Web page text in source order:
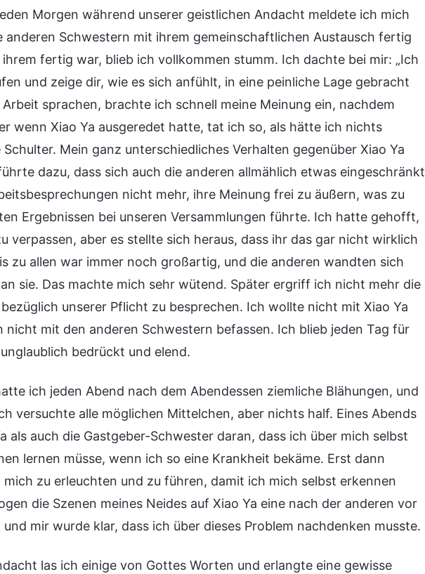
Morgen während unserer geistlichen Andacht meldete ich mich
Schwestern mit ihrem gemeinschaftlichen Austausch fertig
fertig war, blieb ich vollkommen stumm. Ich dachte bei mir: „Ich
und zeige dir, wie es sich anfühlt, in eine peinliche Lage gebracht
sprachen, brachte ich schnell meine Meinung ein, nachdem
wenn Xiao Ya ausgeredet hatte, tat ich so, als hätte ich nichts
Mein ganz unterschiedliches Verhalten gegenüber Xiao Ya
dazu, dass sich auch die anderen allmählich etwas eingeschränkt
nicht mehr, ihre Meinung frei zu äußern, was zu
Ergebnissen bei unseren Versammlungen führte. Ich hatte gehofft,
verpassen, aber es stellte sich heraus, dass ihr das gar nicht wirklich
zu allen war immer noch großartig, und die anderen wandten sich
sie. Das machte mich sehr wütend. Später ergriff ich nicht mehr die
unserer Pflicht zu besprechen. Ich wollte nicht mit Xiao Ya
nicht mit den anderen Schwestern befassen. Ich blieb jeden Tag für
bedrückt und elend.
ich jeden Abend nach dem Abendessen ziemliche Blähungen, und
versuchte alle möglichen Mittelchen, aber nichts half. Eines Abends
als auch die Gastgeber-Schwester daran, dass ich über mich selbst
lernen müsse, wenn ich so eine Krankheit bekäme. Erst dann
zu erleuchten und zu führen, damit ich mich selbst erkennen
die Szenen meines Neides auf Xiao Ya eine nach der anderen vor
mir wurde klar, dass ich über dieses Problem nachdenken musste.
las ich einige von Gottes Worten und erlangte eine gewisse